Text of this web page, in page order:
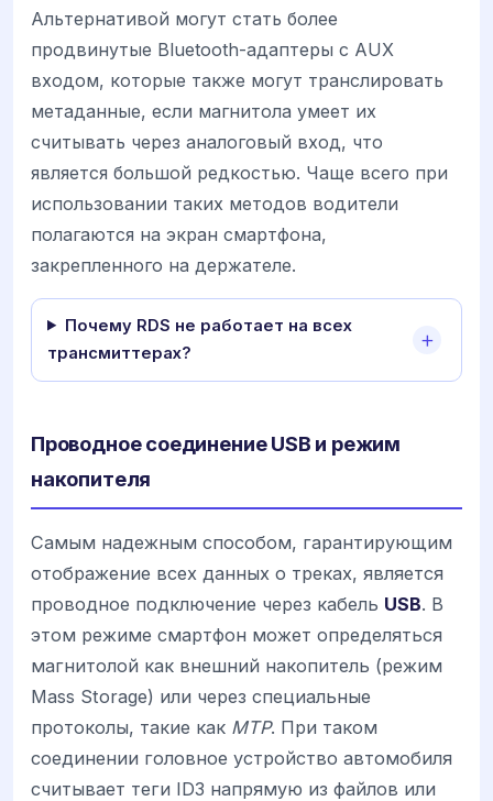
Альтернативой могут стать более
продвинутые Bluetooth-адаптеры с AUX
входом, которые также могут транслировать
метаданные, если магнитола умеет их
считывать через аналоговый вход, что
является большой редкостью. Чаще всего при
использовании таких методов водители
полагаются на экран смартфона,
закрепленного на держателе.
Почему RDS не работает на всех
трансмиттерах?
Проводное соединение USB и режим
накопителя
Самым надежным способом, гарантирующим
отображение всех данных о треках, является
проводное подключение через кабель USB. В
этом режиме смартфон может определяться
магнитолой как внешний накопитель (режим
Mass Storage) или через специальные
протоколы, такие как MTP. При таком
соединении головное устройство автомобиля
считывает теги ID3 напрямую из файлов или